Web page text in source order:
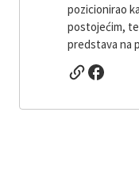
pozicionirao
postojećim,
predstava na